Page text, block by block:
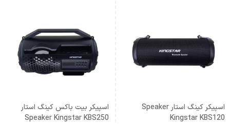
اسپیکر کینگ استار Speaker
Kingstar KBS120
اسپیکر بیت باکس کینگ استار
Speaker Kingstar KBS250